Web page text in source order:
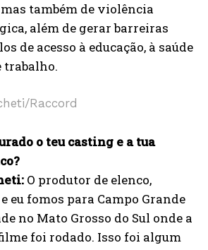
também de violência
além de gerar barreiras
de acesso à educação, à saúde
trabalho.
Raccord
o teu casting e a tua
O produtor de elenco,
eu fomos para Campo Grande
no Mato Grosso do Sul onde a
foi rodado. Isso foi algum